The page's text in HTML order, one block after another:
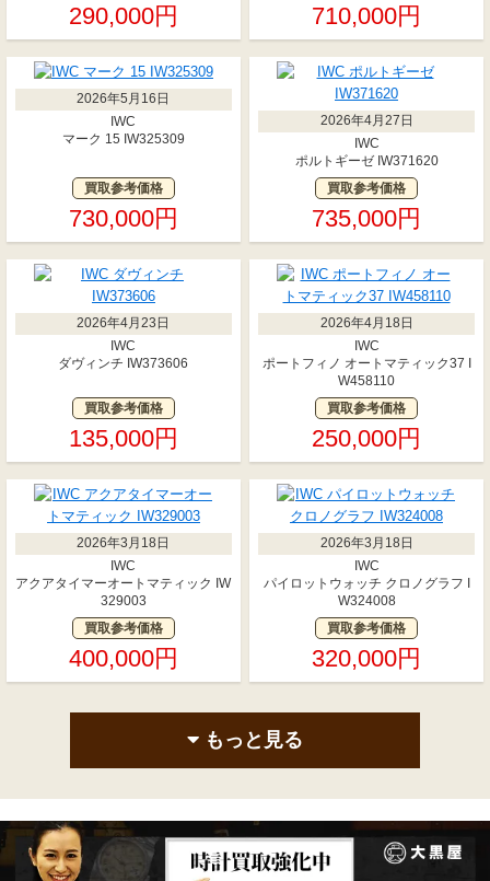
290,000円 710,000円
2026年5月16日
IWC
マーク 15 IW325309
買取参考価格
730,000円
2026年4月27日
IWC
ポルトギーゼ IW371620
買取参考価格
735,000円
2026年4月23日
IWC
ダヴィンチ IW373606
買取参考価格
135,000円
2026年4月18日
IWC
ポートフィノ オートマティック37 I
W458110
買取参考価格
250,000円
2026年3月18日
IWC
アクアタイマーオートマティック IW
329003
買取参考価格
400,000円
2026年3月18日
IWC
パイロットウォッチ クロノグラフ I
W324008
買取参考価格
320,000円
もっと見る